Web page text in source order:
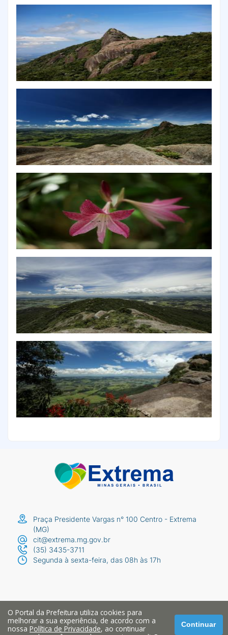
Praça Presidente Vargas n° 100 Centro - Extrema
(MG)
cit@extrema.mg.gov.br
(35) 3435-3711
Segunda à sexta-feira, das 08h às 17h
O Portal da Prefeitura utiliza cookies para
melhorar a sua experiência, de acordo com a
nossa Política de Privacidade, ao continuar
Continuar